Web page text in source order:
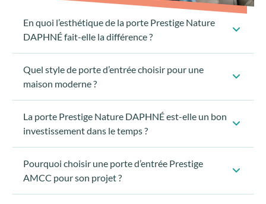
En quoi l’esthétique de la porte Prestige Nature
DAPHNÉ fait-elle la différence ?
Quel style de porte d’entrée choisir pour une
maison moderne ?
La porte Prestige Nature DAPHNÉ est-elle un bon
investissement dans le temps ?
Pourquoi choisir une porte d’entrée Prestige
AMCC pour son projet ?